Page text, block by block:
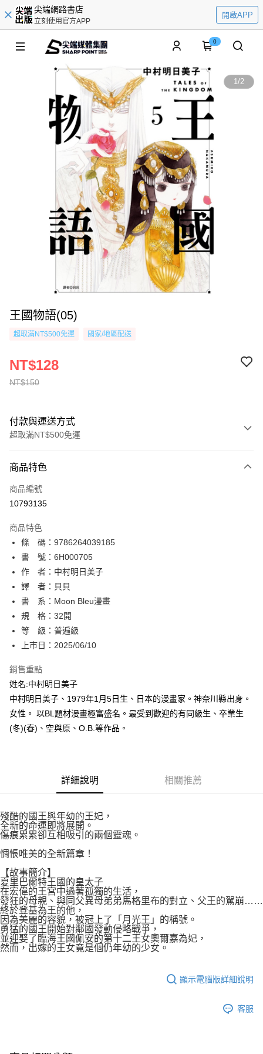
尖端網路書店
立刻使用官方APP
開啟APP
0
1/2
王國物語(05)
超取滿NT$500免運 國家/地區配送
NT$150
NT$128
付款與運送方式
超取滿NT$500免運
信用卡一次付款
超商取貨付款
相關說明
【關於「AFTEE先享後付」】
AFTEE先享後付是「在收到商品之後才付款」的支付方式。 讓您購物簡單
便利好安心！
１．簡單：不需註冊會員、不需綁卡、不需儲值。
２．便利：只要手機號碼，簡訊認證，即可結帳。
３．安心：先確認商品／服務後，再付款。
【「AFTEE先享後付」結帳流程】
１．於結帳方式選擇「AFTEE先享後付」後，將跳轉至「AFTEE先享後付」
結帳頁面，進行簡訊認證並確認金額後，即可完成結帳。
２．訂單成立數日內，您將收到繳費通知簡訊。
ATM／網路銀行／等多元方式進行付款，方視為交易完成。
※ 請注意：結帳手續完成當下不需立刻繳費，但若您需要取消訂單，請聯絡
購買商品的店家。未經商家同意取消之訂單仍視為有效，需透過AFTEE先享
後付繳納相關費用。
※ 交易是否成功請以「AFTEE先享後付 」之結帳頁面顯示為準，若有關於
是否繳費成功／繳費後需取消欲退款等相關疑問，請聯繫「AFTEE先享後付
易，需依本服務之必要範圍內提供個人資料，並將交易相關給付款項請求債
https://aftee.tw/terms/#terms3
３．未成年的使用者請事先徵得法定代理人或監護人之同意方可使用
「AFTEE先享後付」，若未經同意申辦者引起之損失，本公司不負相關責
任。
４．使用「AFTEE先享後付」時，將依據個別帳號之用戶狀況，依本公司即
請求用戶進行身份認證。
５．嚴禁一人註冊多個帳號或使用他人資訊註冊。若發現惡意使用之情形，
恩沛科技股份有限公司將有權停止該用戶之使用額度並採取法律行動。
ATM付款
運送方式
全家取貨付款
每筆NT$80，滿NT$500(含以上)免運費
付款後全家取貨
每筆NT$80，滿NT$500(含以上)免運費
付款後萊爾富取貨
每筆NT$80，滿NT$500(含以上)免運費
付款後7-11取貨
宅配
國家/地區配送
商品特色
商品編號
10793135
商品特色
條 碼：9786264039185
書 號：6H000705
作 者：中村明日美子
譯 者：貝貝
書 系：Moon Bleu漫畫
規 格：32開
等 級：普遍級
上市日：2025/06/10
銷售重點
姓名:中村明日美子
中村明日美子、1979年1月5日生、日本的漫畫家。神奈川縣出身。
女性。 以BL題材漫畫極富盛名。最受到歡迎的有同級生、卒業生
(冬)(春)、空與原、O.B.等作品。
詳細說明 相關推薦
殘酷的國王與年幼的王妃，
全新的命運即將展開。
傷痕累累卻互相吸引的兩個靈魂。
惆悵唯美的全新篇章！
【故事簡介】
夏里巴爾特王國的皇太子
在宏偉的王宮中過著孤獨的生活，
發狂的母親、與同父異母弟弟馬格里布的對立、父王的駕崩……
終於登基為王的他，
因為美麗的容貌，被冠上了「月光王」的稱號。
勇猛的國王開始對鄰國發動侵略戰爭，
並迎娶了臨海王國佩安的第十二王女奧爾嘉為妃，
然而，出嫁的王女竟是個仍年幼的少女。
顯示電腦版詳細說明
客服